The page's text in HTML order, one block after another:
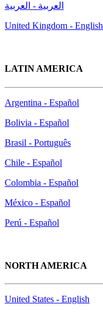
العربية - العربية
United Kingdom - English
LATIN AMERICA
Argentina - Español
Bolivia - Español
Brasil - Português
Chile - Español
Colombia - Español
México - Español
Perú - Español
NORTH AMERICA
United States - English